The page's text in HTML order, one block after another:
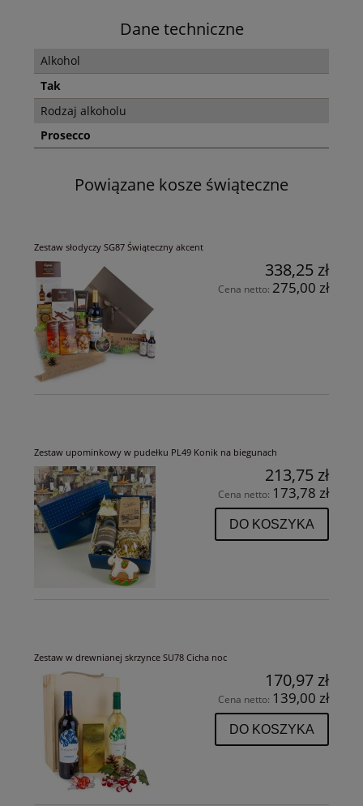
Dane techniczne
Alkohol
Tak
Rodzaj alkoholu
Prosecco
Powiązane kosze świąteczne
Zestaw słodyczy SG87 Świąteczny akcent
338,25 zł
Cena netto: 275,00 zł
Zestaw upominkowy w pudełku PL49 Konik na biegunach
213,75 zł
Cena netto: 173,78 zł
DO KOSZYKA
Zestaw w drewnianej skrzynce SU78 Cicha noc
170,97 zł
Cena netto: 139,00 zł
DO KOSZYKA